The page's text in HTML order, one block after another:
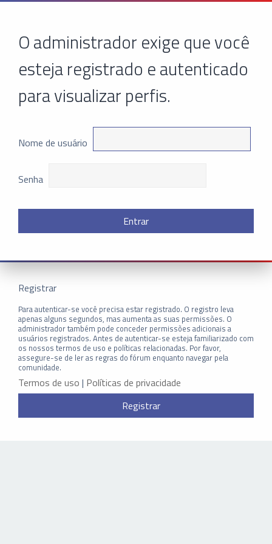
O administrador exige que você
esteja registrado e autenticado
para visualizar perfis.
Nome de usuário
Senha
Registrar
Para autenticar-se você precisa estar registrado. O registro leva
apenas alguns segundos, mas aumenta as suas permissões. O
administrador também pode conceder permissões adicionais a
usuários registrados. Antes de autenticar-se esteja familiarizado com
os nossos termos de uso e políticas relacionadas. Por favor,
assegure-se de ler as regras do fórum enquanto navegar pela
comunidade.
Termos de uso | Políticas de privacidade
Registrar